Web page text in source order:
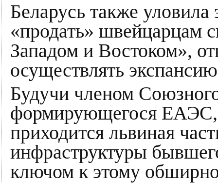
Беларусь также
«продать» швейцарцам
Западом и Востоком»,
осуществлять
Будучи членом
формирующегося ЕАЭС,
приходится львиная
инфраструктуры
ключом к этому